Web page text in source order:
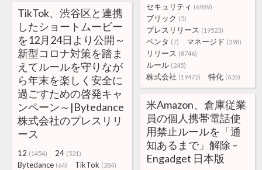
セキュリティ (6989)
ブリック (5)
プレスリリース (19523)
ペンタ (7) マネージド (398)
リリース (8746)
ルール (245)
株式会社 (19472) 特化 (635)
TikTok、渋谷区と連携
したショートムービー
を12月24日より公開～
新型コロナ対策を踏ま
えてルールを守りなが
ら年末を楽しく安全に
過ごすための啓発キャ
ンペーン～|Bytedance
株式会社のプレスリリ
ース
12 (1454) 24 (521)
Bytedance (64) TikTok (384)
米Amazon、倉庫従業
員の個人携帯電話使
用禁止ルールを「通
知あるまで」解除 –
Engadget 日本版